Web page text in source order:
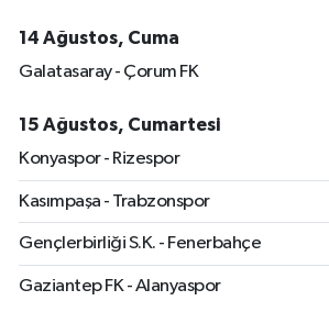
14 Ağustos, Cuma
Galatasaray - Çorum FK
15 Ağustos, Cumartesi
Konyaspor - Rizespor
Kasımpaşa - Trabzonspor
Gençlerbirliği S.K. - Fenerbahçe
Gaziantep FK - Alanyaspor